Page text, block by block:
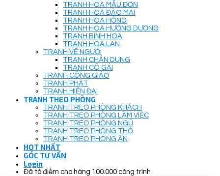
TRANH HOA MẪU ĐƠN
TRANH HOA ĐÀO MAI
TRANH HOA HỒNG
TRANH HOA HƯỚNG DƯƠNG
TRANH BÌNH HOA
TRANH HOA LAN
TRANH VẼ NGƯỜI
TRANH CHÂN DUNG
TRANH CÔ GÁI
TRANH CÔNG GIÁO
TRANH PHẬT
TRANH HIỆN ĐẠI
TRANH THEO PHÒNG
TRANH TREO PHÒNG KHÁCH
TRANH TREO PHÒNG LÀM VIỆC
TRANH TREO PHÒNG NGỦ
TRANH TREO PHÒNG THỜ
TRANH TREO PHÒNG ĂN
HOT NHẤT
GÓC TƯ VẤN
Login
Đã tô điểm cho hàng 100.000 công trình